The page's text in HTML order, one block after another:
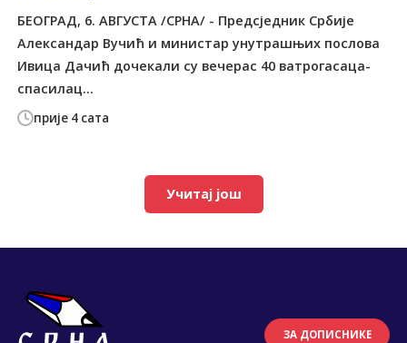
прије 4 сата
БЕОГРАД, 6. АВГУСТА /СРНА/ - Предсједник Србије
Александар Вучић и министар унутрашњих послова
Ивица Дачић дочекали су вечерас 40 ватрогасаца-
спасилац...
Учитај још
ЗА ДОПИСНИКЕ